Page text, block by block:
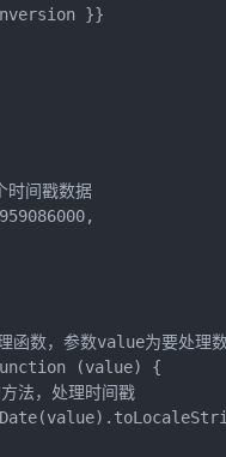
}}
间戳数据
函数，参数value为要处理
(value) {
法，处理时间戳